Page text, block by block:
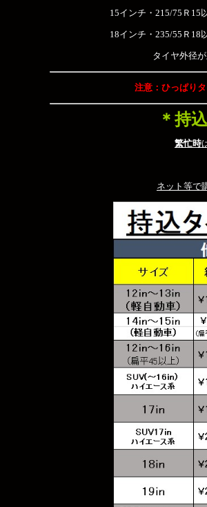
15インチ・215/75Ｒ
18インチ・235/55Ｒ
タイヤ外径
注意：ひっぱり
＊持
繁忙時
ネット等で